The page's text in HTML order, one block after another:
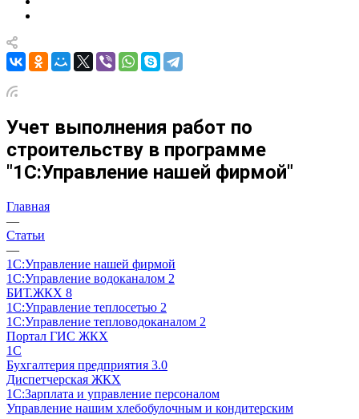
Учет выполнения работ по
строительству в программе
"1С:Управление нашей фирмой"
Главная
—
Статьи
—
1С:Управление нашей фирмой
1С:Управление водоканалом 2
БИТ.ЖКХ 8
1С:Управление теплосетью 2
1С:Управление тепловодоканалом 2
Портал ГИС ЖКХ
1С
Бухгалтерия предприятия 3.0
Диспетчерская ЖКХ
1С:Зарплата и управление персоналом
Управление нашим хлебобулочным и кондитерским